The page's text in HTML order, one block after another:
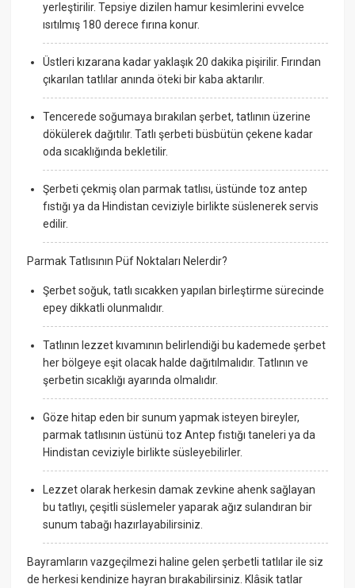
yerleştirilir. Tepsiye dizilen hamur kesimlerini evvelce
ısıtılmış 180 derece fırına konur.
Üstleri kızarana kadar yaklaşık 20 dakika pişirilir. Fırından
çıkarılan tatlılar anında öteki bir kaba aktarılır.
Tencerede soğumaya bırakılan şerbet, tatlının üzerine
dökülerek dağıtılır. Tatlı şerbeti büsbütün çekene kadar
oda sıcaklığında bekletilir.
Şerbeti çekmiş olan parmak tatlısı, üstünde toz antep
fıstığı ya da Hindistan ceviziyle birlikte süslenerek servis
edilir.
Parmak Tatlısının Püf Noktaları Nelerdir?
Şerbet soğuk, tatlı sıcakken yapılan birleştirme sürecinde
epey dikkatli olunmalıdır.
Tatlının lezzet kıvamının belirlendiği bu kademede şerbet
her bölgeye eşit olacak halde dağıtılmalıdır. Tatlının ve
şerbetin sıcaklığı ayarında olmalıdır.
Göze hitap eden bir sunum yapmak isteyen bireyler,
parmak tatlısının üstünü toz Antep fıstığı taneleri ya da
Hindistan ceviziyle birlikte süsleyebilirler.
Lezzet olarak herkesin damak zevkine ahenk sağlayan
bu tatlıyı, çeşitli süslemeler yaparak ağız sulandıran bir
sunum tabağı hazırlayabilirsiniz.
Bayramların vazgeçilmezi haline gelen şerbetli tatlılar ile siz
de herkesi kendinize hayran bırakabilirsiniz. Klâsik tatlar